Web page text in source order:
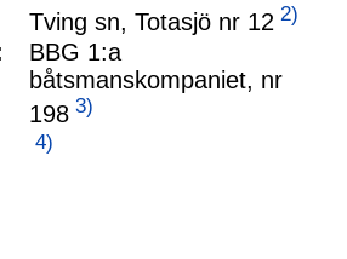
Tving sn, Totasjö nr 12 2)
BBG 1:a
båtsmanskompaniet, nr
198 3)
4)